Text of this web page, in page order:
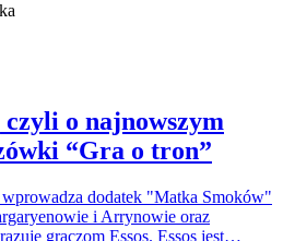
o najnowszym
“Gra o tron”
dodatek "Matka Smoków"
i Arrynowie oraz
graczom Essos. Essos jest…